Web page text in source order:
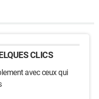
CLICS
avec ceux qui